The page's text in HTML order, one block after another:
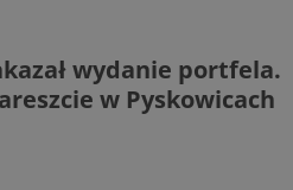
wydanie portfela.
w Pyskowicach